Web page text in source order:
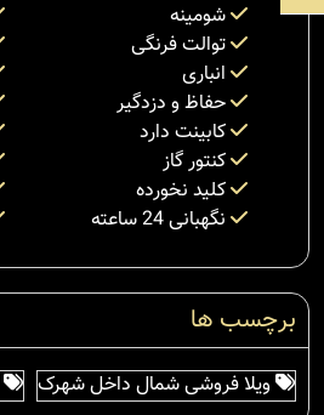
شومینه
توالت فرنگی
انباری
حفاظ و دزدگیر
کابینت دارد
کنتور گاز
کلید نخورده
نگهبانی 24 ساعته
برچسب ها
ویلا فروشی شمال داخل شهرک